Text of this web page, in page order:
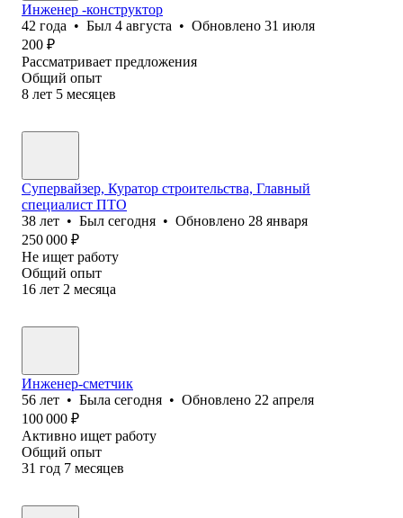
Инженер -конструктор
42 года • Был 4 августа • Обновлено 31 июля
200 ₽
Рассматривает предложения
Общий опыт
8 лет 5 месяцев
Супервайзер, Куратор строительства, Главный
специалист ПТО
38 лет • Был сегодня • Обновлено 28 января
250 000 ₽
Не ищет работу
Общий опыт
16 лет 2 месяца
Инженер-сметчик
56 лет • Была сегодня • Обновлено 22 апреля
100 000 ₽
Активно ищет работу
Общий опыт
31 год 7 месяцев